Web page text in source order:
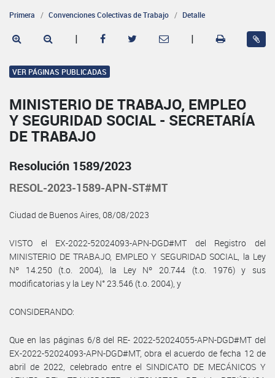
Primera Convenciones Colectivas de Trabajo Detalle
| |
VER PÁGINAS PUBLICADAS
MINISTERIO DE TRABAJO, EMPLEO
Y SEGURIDAD SOCIAL - SECRETARÍA
DE TRABAJO
Resolución 1589/2023
RESOL-2023-1589-APN-ST#MT
Ciudad de Buenos Aires, 08/08/2023
VISTO el EX-2022-52024093-APN-DGD#MT del Registro del
MINISTERIO DE TRABAJO, EMPLEO Y SEGURIDAD SOCIAL, la Ley
Nº 14.250 (t.o. 2004), la Ley Nº 20.744 (t.o. 1976) y sus
modificatorias y la Ley N° 23.546 (t.o. 2004), y
CONSIDERANDO:
Que en las páginas 6/8 del RE- 2022-52024055-APN-DGD#MT del
EX-2022-52024093-APN-DGD#MT, obra el acuerdo de fecha 12 de
abril de 2022, celebrado entre el SINDICATO DE MECÁNICOS Y